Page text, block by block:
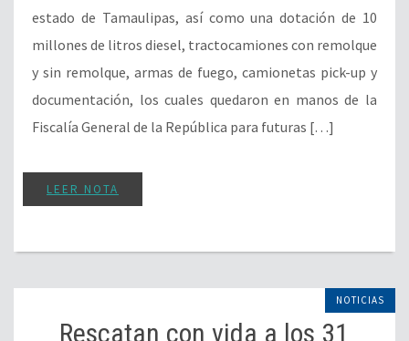
estado de Tamaulipas, así como una dotación de 10
millones de litros diesel, tractocamiones con remolque
y sin remolque, armas de fuego, camionetas pick-up y
documentación, los cuales quedaron en manos de la
Fiscalía General de la República para futuras […]
LEER NOTA
NOTICIAS
Rescatan con vida a los 31